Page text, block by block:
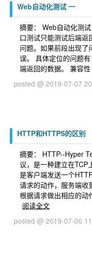
Web自动化测试 一
摘要： Web自动化测
口测试只能测试后端返
问题。如果前段出现
误。 具体定位的问题
端返回的数据。 兼容
posted @ 2019-07-07
HTTP和HTTPS的区别
摘要： HTTP--Hyper
议，是一种建立在TCP
是客户端发送一个
请求的动作，服务端收
根据请求做出相应的动
阅读全文
posted @ 2019-07-06